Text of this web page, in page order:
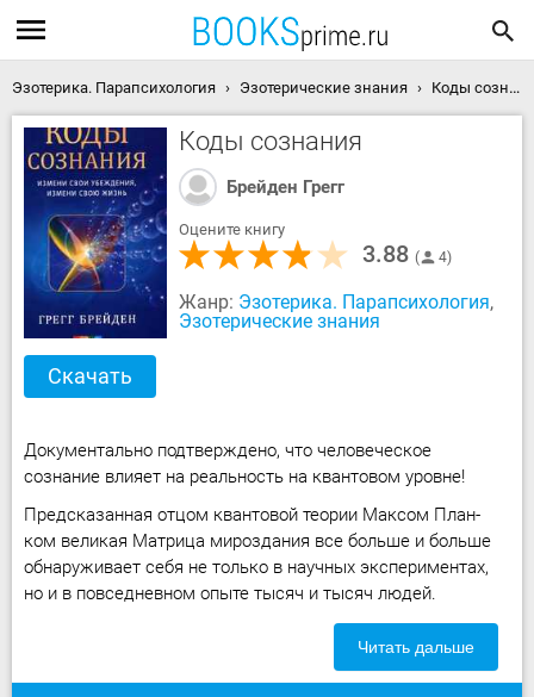
Эзотерика. Парапсихология Эзотерические знания Коды сознания скачать книгу
Коды сознания
Брейден Грегг
Оцените книгу
3.88 4
Жанр: Эзотерика. Парапсихология,
Эзотерические знания
Скачать
Документально подтверждено, что человеческое
сознание влияет на реальность на квантовом уровне!
Предсказанная отцом квантовой теории Максом План-
ком великая Матрица мироздания все больше и больше
обнаруживает себя не только в научных экспериментах,
но и в повседневном опыте тысяч и тысяч людей.
Читать дальше